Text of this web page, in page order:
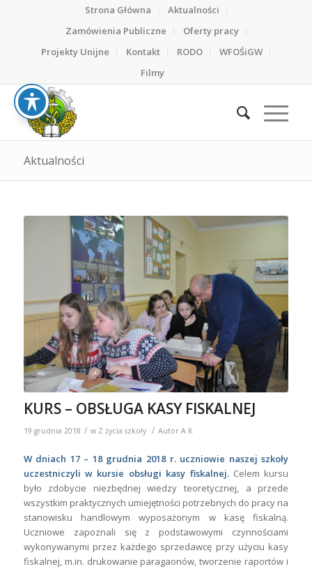
Strona Główna
Aktualności
Zamówienia Publiczne
Oferty pracy
Projekty Unijne
Kontakt RODO
WFOŚiGW
Filmy
Aktualności
KURS – OBSŁUGA KASY FISKALNEJ
19 grudnia 2018 / w Z życia szkoły / Autor A K
W dniach 17 – 18 grudnia 2018 r. uczniowie naszej szkoły
uczestniczyli w kursie obsługi kasy fiskalnej.Celem kursu
było zdobycie niezbędnej wiedzy teoretycznej, a przede
wszystkim praktycznych umiejętności potrzebnych do pracy na
stanowisku handlowym wyposażonym w kasę fiskalną.
Uczniowe zapoznali się z podstawowymi czynnościami
wykonywanymi przez każdego sprzedawcę przy użyciu kasy
fiskalnej, m.in. drukowanie paragaonów, tworzenie raportów i